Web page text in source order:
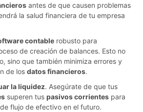
antes de que causen problemas
la salud financiera de tu empresa
contable robusto para
de creación de balances. Esto no
sino que también minimiza errores y
de los datos financieros.
la liquidez. Asegúrate de que tus
superen tus pasivos corrientes para
flujo de efectivo en el futuro.